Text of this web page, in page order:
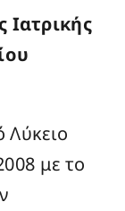
Λύκειο
με το